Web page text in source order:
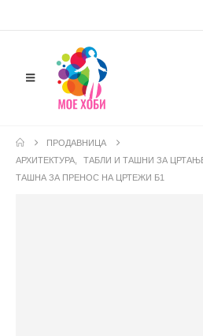
ПРОДАВНИЦА
АРХИТЕКТУРА
ТАБЛИ И ТАШНИ ЗА
ТАШНА ЗА ПРЕНОС НА ЦРТЕЖИ Б1